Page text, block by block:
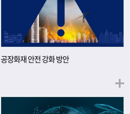
공장화재 안전 강화 방안